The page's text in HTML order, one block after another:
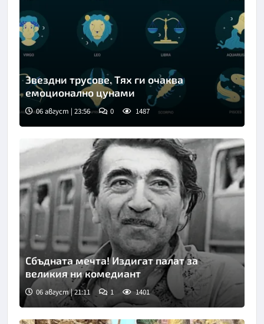
Снимка: Freepik
Звездни трусове. Тях ги очаква
емоционално цунами
06 август | 23:56 0 1487
Сбъдната мечта! Издигат палат за
великия ни комедиант
06 август | 21:11 1 1401